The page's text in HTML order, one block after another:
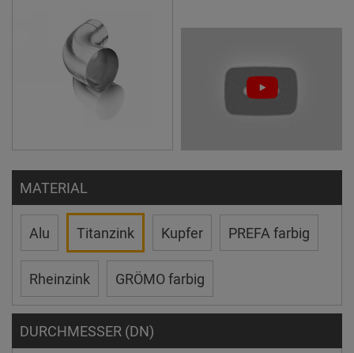
MATERIAL
Alu Titanzink Kupfer PREFA farbig
Rheinzink GRÖMO farbig
DURCHMESSER (DN)